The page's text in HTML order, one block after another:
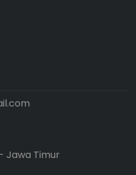
Jawa Timur